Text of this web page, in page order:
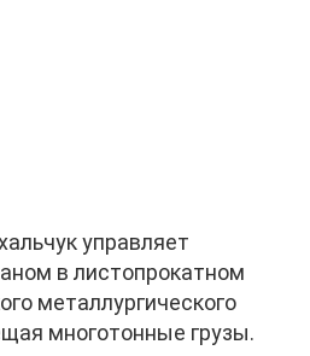
управляет
в листопрокатном
металлургического
многотонные грузы.